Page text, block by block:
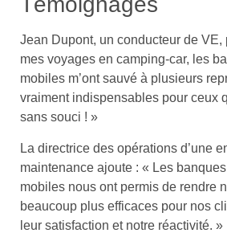
Jean Dupont, un conducteur de VE,
mes voyages en camping-car, les
mobiles m’ont sauvé à plusieurs
vraiment indispensables pour ceux
sans souci ! »
La directrice des opérations d’une
maintenance ajoute : « Les
mobiles nous ont permis de rendre
beaucoup plus efficaces pour nos
leur satisfaction et notre réactivité. »